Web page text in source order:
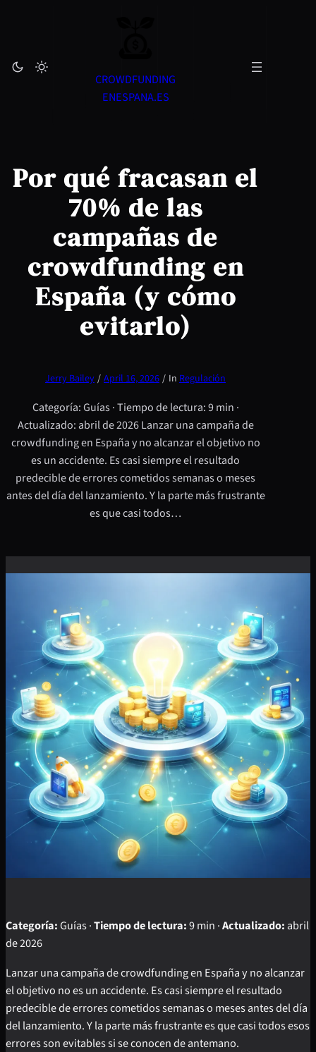
CROWDFUNDING
ENESPANA.ES
Por qué fracasan el
70% de las
campañas de
crowdfunding en
España (y cómo
evitarlo)
Jerry Bailey / April 16, 2026 / In Regulación
Categoría: Guías · Tiempo de lectura: 9 min ·
Actualizado: abril de 2026 Lanzar una campaña de
crowdfunding en España y no alcanzar el objetivo no
es un accidente. Es casi siempre el resultado
predecible de errores cometidos semanas o meses
antes del día del lanzamiento. Y la parte más frustrante
es que casi todos…
Categoría:Guías ·Tiempo de lectura:9 min ·Actualizado: abril
de 2026
Lanzar una campaña de crowdfunding en España y no alcanzar
el objetivo no es un accidente. Es casi siempre el resultado
predecible de errores cometidos semanas o meses antes del día
del lanzamiento. Y la parte más frustrante es que casi todos esos
errores son evitables si se conocen de antemano.